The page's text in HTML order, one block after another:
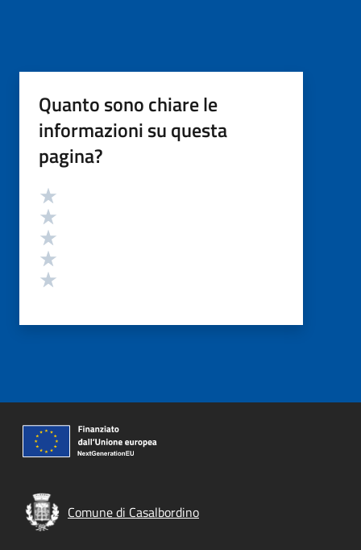
Quanto sono chiare le
informazioni su questa
pagina?
Valutazione
Comune di Casalbordino